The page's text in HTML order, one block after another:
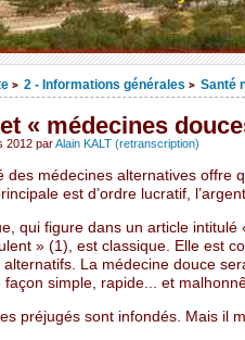
> 2 - Informations générales > Santé
« médecines
2012 parAlain KALT (retranscription)
des médecines alternatives offre
est d’ordre lucratif,
qui figure dans un article
» (1), est classique. Elle est
La médecine douce
façon simple, rapide... et
préjugés sont infondés. Mais il